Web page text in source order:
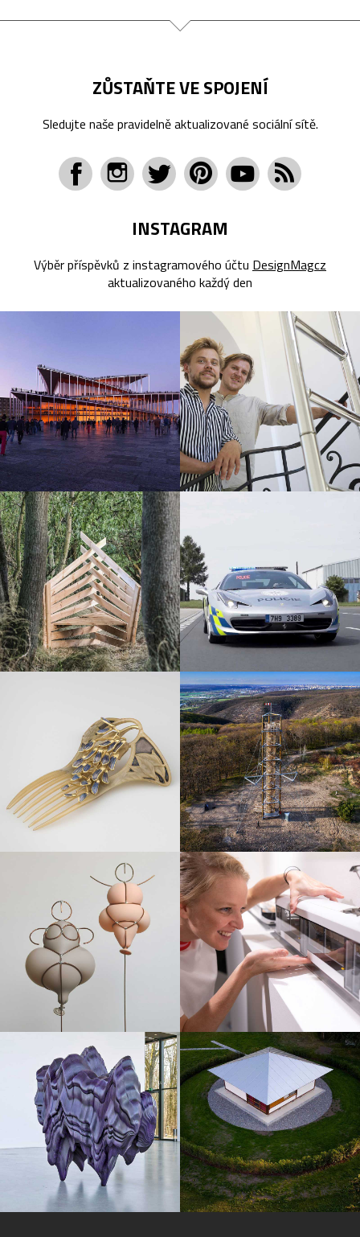
ZŮSTAŇTE VE SPOJENÍ
Sledujte naše pravidelně aktualizované sociální sítě.
INSTAGRAM
Výběr příspěvků z instagramového účtu DesignMagcz
aktualizovaného každý den